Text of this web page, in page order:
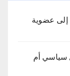
إلى عضوية
سياسي أم